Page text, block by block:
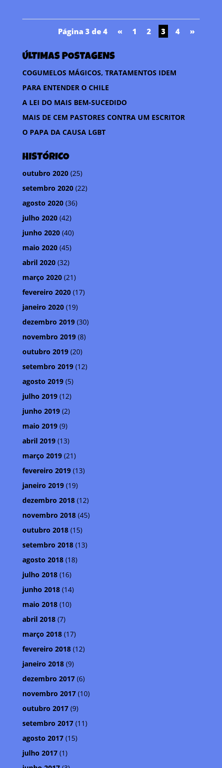
Página 3 de 4 « 1 2 3 4 »
ÚLTIMAS POSTAGENS
COGUMELOS MÁGICOS, TRATAMENTOS IDEM
PARA ENTENDER O CHILE
A LEI DO MAIS BEM-SUCEDIDO
MAIS DE CEM PASTORES CONTRA UM ESCRITOR
O PAPA DA CAUSA LGBT
HISTÓRICO
outubro 2020(25)
setembro 2020(22)
agosto 2020(36)
julho 2020(42)
junho 2020(40)
maio 2020(45)
abril 2020(32)
março 2020(21)
fevereiro 2020(17)
janeiro 2020(19)
dezembro 2019(30)
novembro 2019(8)
outubro 2019(20)
setembro 2019(12)
agosto 2019(5)
julho 2019(12)
junho 2019(2)
maio 2019(9)
abril 2019(13)
março 2019(21)
fevereiro 2019(13)
janeiro 2019(19)
dezembro 2018(12)
novembro 2018(45)
outubro 2018(15)
setembro 2018(13)
agosto 2018(18)
julho 2018(16)
junho 2018(14)
maio 2018(10)
abril 2018(7)
março 2018(17)
fevereiro 2018(12)
janeiro 2018(9)
dezembro 2017(6)
novembro 2017(10)
outubro 2017(9)
setembro 2017(11)
agosto 2017(15)
julho 2017(1)